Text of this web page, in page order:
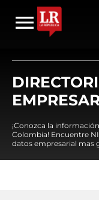
¡Conozca la
Colombia! Encuentre
datos empresarial mas